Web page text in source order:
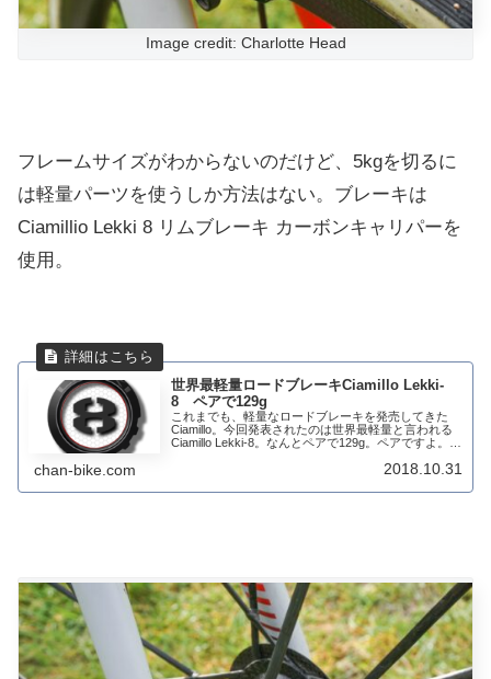
Image credit: Charlotte Head
フレームサイズがわからないのだけど、5kgを切るに
は軽量パーツを使うしか方法はない。ブレーキは
Ciamillio Lekki 8 リムブレーキ カーボンキャリパーを
使用。
世界最軽量ロードブレーキCiamillo Lekki-
8 ペアで129g
これまでも、軽量なロードブレーキを発売してきた
Ciamillo。今回発表されたのは世界最軽量と言われる
Ciamillo Lekki-8。なんとペアで129g。ペアですよ。
chan-bike.com 2018.10.31